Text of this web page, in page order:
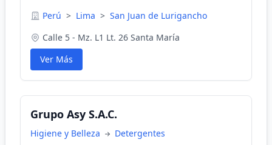
Perú > Lima > San Juan de Lurigancho
Calle 5 - Mz. L1 Lt. 26 Santa María
Ver Más
Grupo Asy S.A.C.
Higiene y Belleza
Detergentes